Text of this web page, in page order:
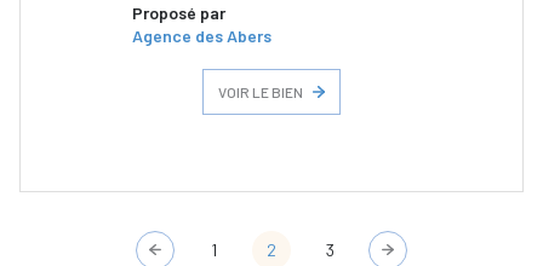
Proposé par
Agence des Abers
VOIR LE BIEN
1 2 3